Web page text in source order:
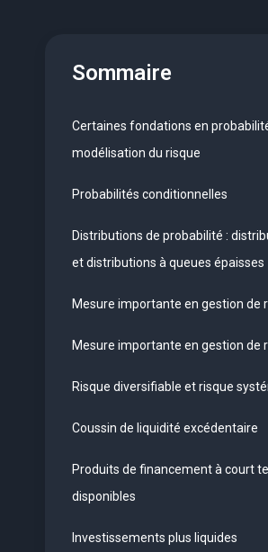
Sommaire
Certaines fondations en
modélisation du risque
Probabilités conditionnelles
Distributions de probabilité :
et distributions à queues épaisses
Mesure importante en gestion de
Mesure importante en gestion de
Risque diversifiable et risque
Coussin de liquidité excédentaire
Produits de financement à court
disponibles
Investissements plus liquides